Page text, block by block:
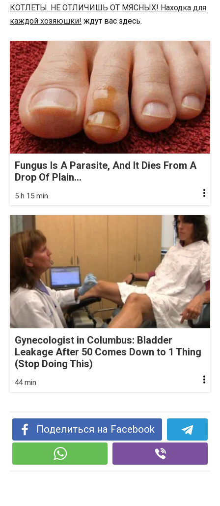
КОТЛЕТЫ. НЕ ОТЛИЧИШЬ ОТ МЯСНЫХ! Находка для
каждой хозяюшки! ждут вас здесь.
Fungus Is A Parasite, And It Dies From A
Drop Of Plain...
5 h 15 min
Gynecologist in Columbus: Bladder
Leakage After 50 Comes Down to 1 Thing
(Stop Doing This)
44 min
Поделиться на Facebook